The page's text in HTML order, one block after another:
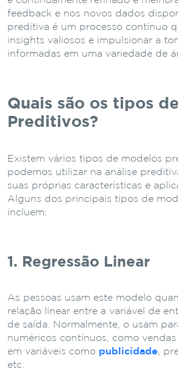
feedback e nos novos dados
preditiva é um processo contínuo
insights valiosos e impulsionar a
informadas em uma variedade de
Quais são os tipos
Preditivos?
Existem vários tipos de modelos
podemos utilizar na análise
suas próprias características e
Alguns dos principais tipos de
incluem:
1. Regressão Linear
As pessoas usam este modelo
relação linear entre a variável de
de saída. Normalmente, o usam
numéricos contínuos, como
em variáveis como publicidade ,
etc.